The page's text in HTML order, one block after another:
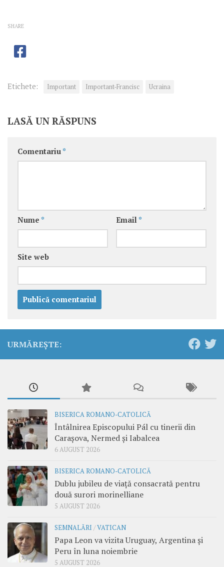
SHARE
Etichete: Important Important-Francisc Ucraina
LASĂ UN RĂSPUNS
Comentariu *
Nume * Email *
Site web
URMĂREȘTE:
BISERICA ROMANO-CATOLICĂ
Întâlnirea Episcopului Pál cu tinerii din
Carașova, Nermed și Iabalcea
6 AUGUST 2026
BISERICA ROMANO-CATOLICĂ
Dublu jubileu de viață consacrată pentru
două surori morinelliane
5 AUGUST 2026
SEMNALĂRI /VATICAN
Papa Leon va vizita Uruguay, Argentina și
Peru în luna noiembrie
5 AUGUST 2026